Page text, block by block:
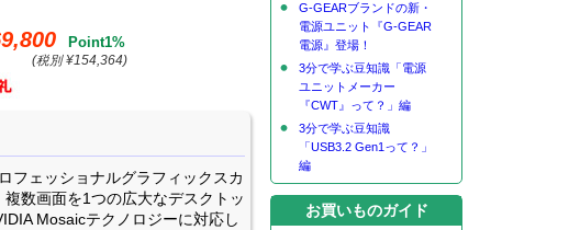
Point1%
(税別 ¥154,364)
フェッショナルグラフィックスカ
数画面を1つの広大なデスクトッ
Mosaicテクノロジーに対応し
G-GEARブランドの新・
電源ユニット『G-GEAR
電源』登場！
3分で学ぶ豆知識「電源
ユニットメーカー
『CWT』って？」編
3分で学ぶ豆知識
「USB3.2 Gen1って？」
編
お買いものガイド